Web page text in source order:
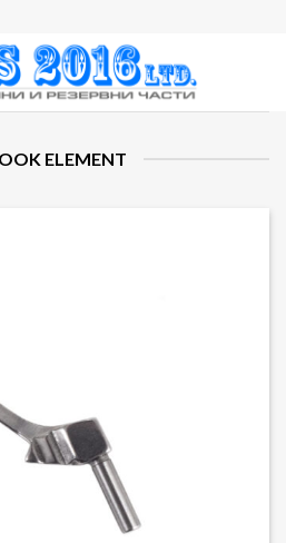
ELEMENT